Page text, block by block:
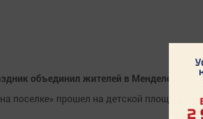
объединил жителей в
поселке» прошел на детской площадке